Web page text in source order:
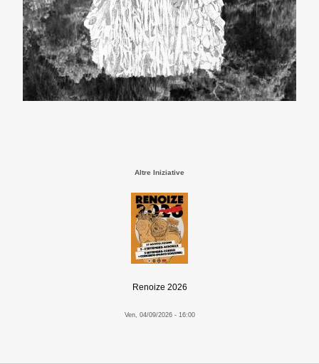
Altre Iniziative
Renoize 2026
Ven, 04/09/2026 - 16:00